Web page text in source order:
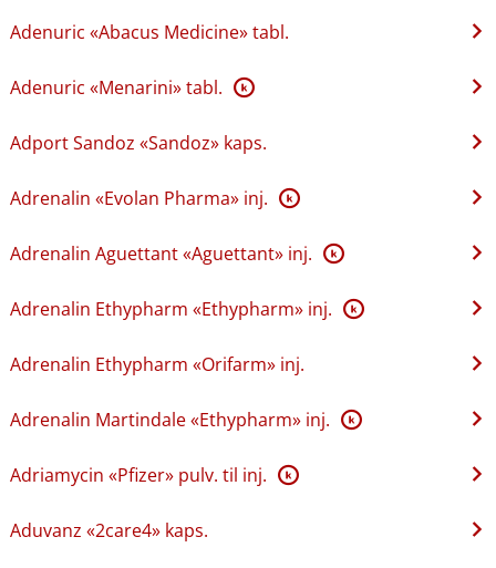
Adenuric «Abacus Medicine» tabl.
Adenuric «Menarini» tabl. K
Adport Sandoz «Sandoz» kaps.
Adrenalin «Evolan Pharma» inj. K
Adrenalin Aguettant «Aguettant» inj. K
Adrenalin Ethypharm «Ethypharm» inj. K
Adrenalin Ethypharm «Orifarm» inj.
Adrenalin Martindale «Ethypharm» inj. K
Adriamycin «Pfizer» pulv. til inj. K
Aduvanz «2care4» kaps.